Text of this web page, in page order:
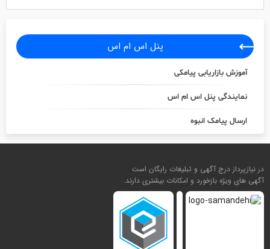
پنل اس ام اس
آموزش بازاریابی پیامکی
نمایندگی پنل اس ام اس
ارسال پیامک انبوه
در نیازپرداز درج آگهی و تبلیغات رایگان است
آگهی های ویژه بازخورد و امکانات بیشتری دارند.